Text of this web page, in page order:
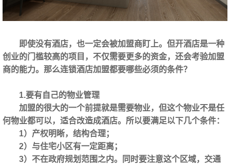
即使没有酒店，也一定会被加盟商盯上。但开酒店是一种
创业的门槛较高的项目，不仅需要更多的资金，还会考验加盟
商的能力。那么连锁酒店加盟都要哪些必须的条件？
1.要有自己的物业管理
加盟的很大的一个前提就是需要物业，但这个物业不是任
何物业都可以，适合改造成酒店。所以要满足以下几个条件：
1）产权明晰，结构合理；
2）与住宅小区有一定距离；
3）不在政府规划范围之内。同时要注意这个区域，交通